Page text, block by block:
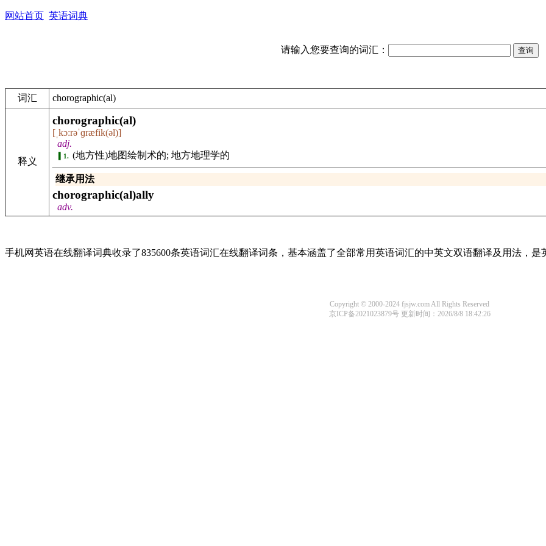
网站首页 英语词典
请输入您要查询的词汇：
词汇 chorographic(al)
释义
chorographic(al)
[ˌkɔ:rəˈɡræfik(əl)]
adj.
1. (地方性)地图绘制术的; 地方地理学的
继承用法
chorographic(al)ally
adv.
手机网英语在线翻译词典收录了835600条英语词汇在线翻译词条，基本涵盖了全部常用英语词汇的中英文双语翻译及用法，是
Copyright © 2000-2024 fjsjw.com All Rights Reserved
京ICP备2021023879号更新时间：2026/8/8 18:42:26